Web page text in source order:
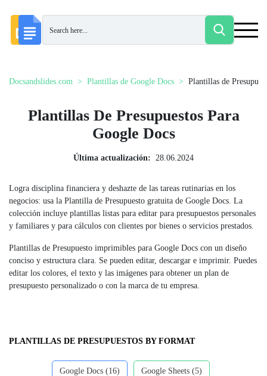
Docsandslides.com Plantillas de Google Docs Plantillas de
Plantillas De Presupuestos Para
Google Docs
Última actualización: 28.06.2024
Logra disciplina financiera y deshazte de las tareas rutinarias en los
negocios: usa la Plantilla de Presupuesto gratuita de Google Docs. La
colección incluye plantillas listas para editar para presupuestos personales
y familiares y para cálculos con clientes por bienes o servicios prestados.
Plantillas de Presupuesto imprimibles para Google Docs con un diseño
conciso y estructura clara. Se pueden editar, descargar e imprimir. Puedes
editar los colores, el texto y las imágenes para obtener un plan de
presupuesto personalizado o con la marca de tu empresa.
PLANTILLAS DE PRESUPUESTOS BY FORMAT
Google Docs (16) Google Sheets (5)